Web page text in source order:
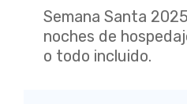
Semana Santa
noches de
o todo incluido.